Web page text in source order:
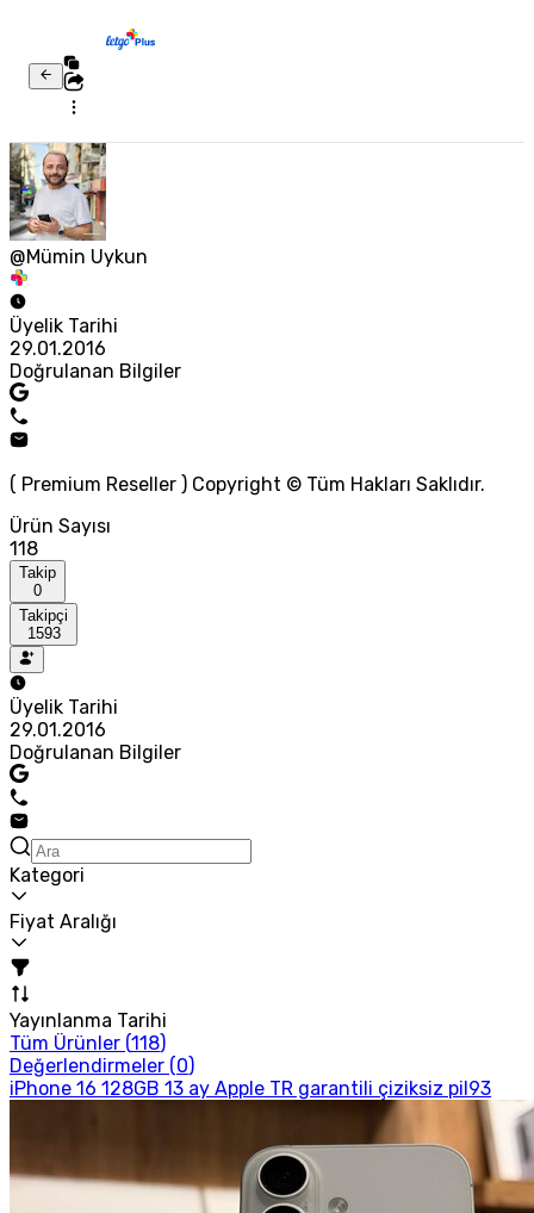
@Mümin Uykun
Üyelik Tarihi
29.01.2016
Doğrulanan Bilgiler
( Premium Reseller ) Copyright © Tüm Hakları Saklıdır.
Ürün Sayısı
118
Takip
0
Takipçi
1593
Üyelik Tarihi
29.01.2016
Doğrulanan Bilgiler
Kategori
Fiyat Aralığı
Yayınlanma Tarihi
Tüm Ürünler (118)
Değerlendirmeler (0)
iPhone 16 128GB 13 ay Apple TR garantili çiziksiz pil93